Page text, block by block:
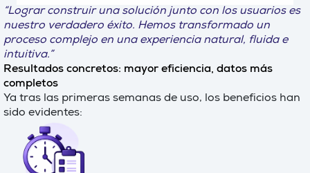
“Lograr construir una solución junto con los usuarios es
nuestro verdadero éxito. Hemos transformado un
proceso complejo en una experiencia natural, fluida e
intuitiva.”
Resultados concretos: mayor eficiencia, datos más
completos
Ya tras las primeras semanas de uso, los beneficios han
sido evidentes: